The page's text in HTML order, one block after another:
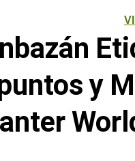
y